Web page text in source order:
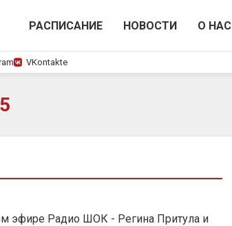
РАСПИСАНИЕ НОВОСТИ О НАС
VKontakte
эфире Радио ШОК - Регина Притула и